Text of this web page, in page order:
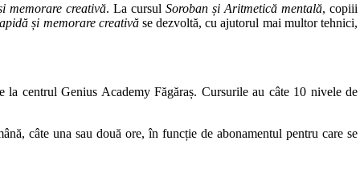
memorare creativă. La cursul Soroban și Aritmetică mentală, copiii
și memorare creativă se dezvoltă, cu ajutorul mai multor tehnici,
centrul Genius Academy Făgăraș. Cursurile au câte 10 nivele de
câte una sau două ore, în funcție de abonamentul pentru care se